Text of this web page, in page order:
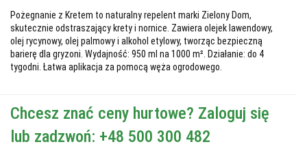
Pożegnanie z Kretem to naturalny repelent marki Zielony Dom,
skutecznie odstraszający krety i nornice. Zawiera olejek lawendowy,
olej rycynowy, olej palmowy i alkohol etylowy, tworząc bezpieczną
barierę dla gryzoni. Wydajność: 950 ml na 1000 m². Działanie: do 4
tygodni. Łatwa aplikacja za pomocą węża ogrodowego.
Chcesz znać ceny hurtowe? Zaloguj się
lub zadzwoń: +48 500 300 482